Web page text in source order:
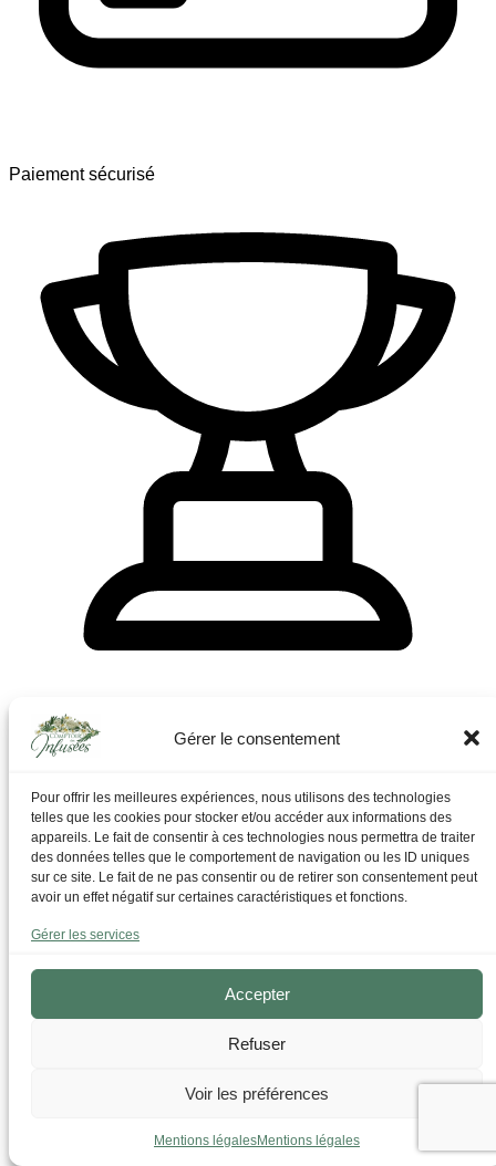
Gérer le consentement
Pour offrir les meilleures expériences, nous utilisons des technologies
telles que les cookies pour stocker et/ou accéder aux informations des
appareils. Le fait de consentir à ces technologies nous permettra de traiter
des données telles que le comportement de navigation ou les ID uniques
sur ce site. Le fait de ne pas consentir ou de retirer son consentement peut
avoir un effet négatif sur certaines caractéristiques et fonctions.
Gérer les services
Accepter
Refuser
Voir les préférences
Mentions légalesMentions légales
Paiement sécurisé
Artisanat Français labellisée